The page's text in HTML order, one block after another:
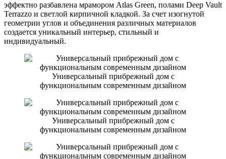
эффектно разбавлена мрамором Atlas Green, полами Deep Vault
Terrazzo и светлой кирпичной кладкой. За счет изогнутой
геометрии углов и объединения различных материалов
создается уникальный интерьер, стильный и
индивидуальный.
Универсальный прибрежный дом с
функциональным современным дизайном
Универсальный прибрежный дом с
функциональным современным дизайном